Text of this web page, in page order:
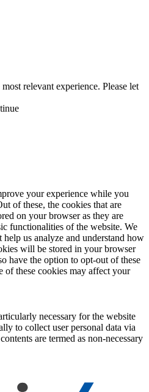
relevant experience. Please let
your experience while you
of these, the cookies that are
on your browser as they are
functionalities of the website. We
us analyze and understand how
will be stored in your browser
have the option to opt-out of these
of these cookies may affect your
necessary for the website
to collect user personal data via
are termed as non-necessary